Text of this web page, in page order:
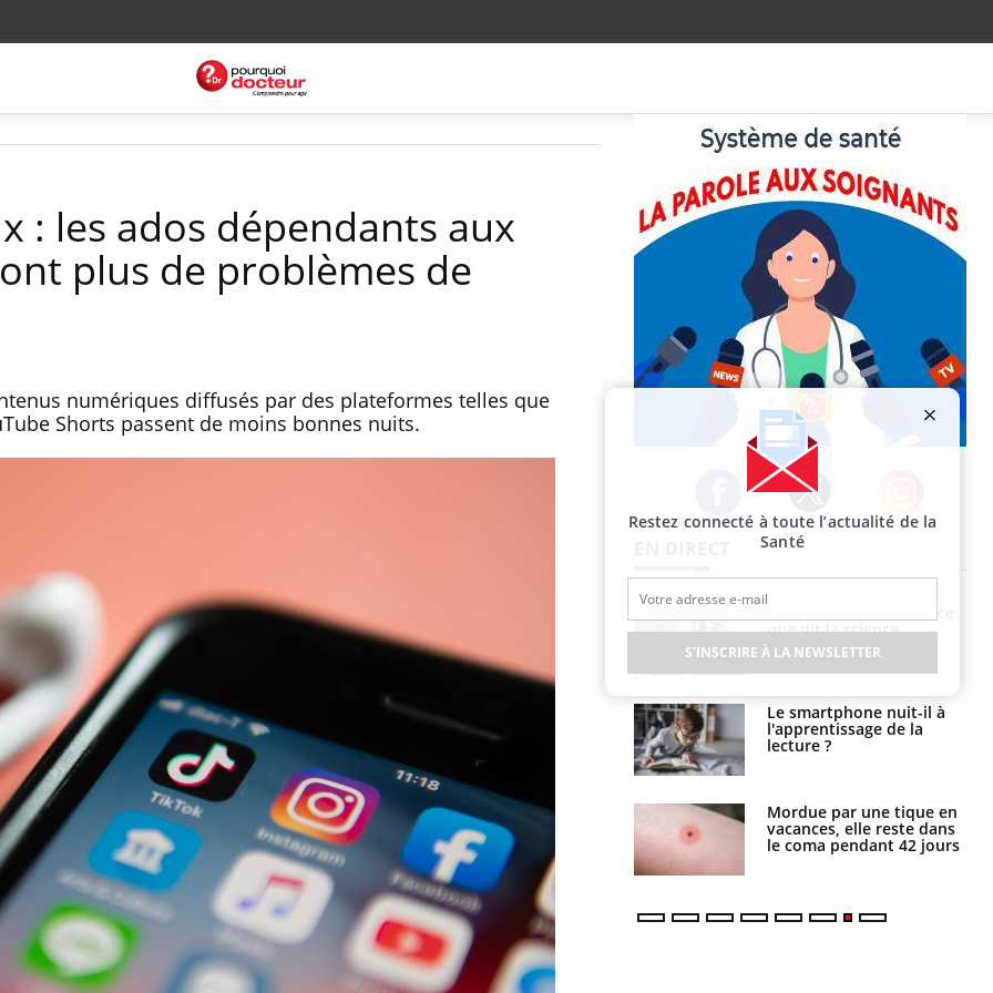
: les ados dépendants aux
plus de problèmes de
numériques diffusés par des plateformes telles que
Shorts passent de moins bonnes nuits.
Facebook Twitter Instagram
La sieste empêche-t-elle
de dormir la nuit ?
VIH : la fin du comprimé
tous les jours se profile-t-
elle enfin ?
Pourquoi votre ventre
gâche-t-il les premiers
jours de vos vacances ?
noyade grimpe-t-il ?
freiner la propagation du
cancer ?
Pourquoi manger moins
de protéines pourrait
finalement être bénéfique
que dit la science
Le smartphone nuit-il à
l'apprentissage de la
lecture ?
Mordue par une tique en
vacances, elle reste dans
le coma pendant 42 jours
Restez connecté à toute l’actualité de la
Santé
S'INSCRIRE À LA NEWSLETTER